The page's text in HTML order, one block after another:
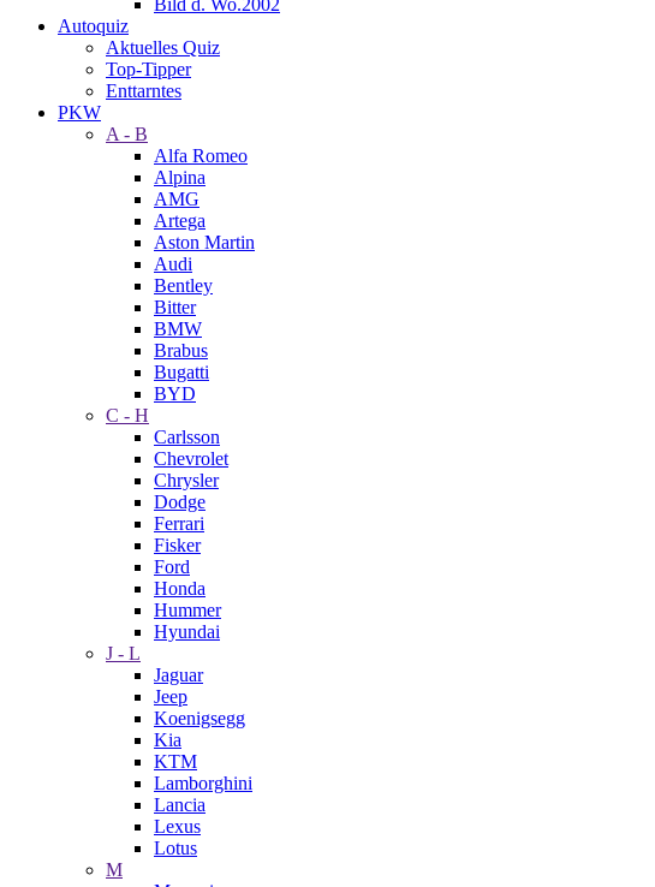
Bild d. Wo.2002
Autoquiz
Aktuelles Quiz
Top-Tipper
Enttarntes
PKW
A - B
Alfa Romeo
Alpina
AMG
Artega
Aston Martin
Audi
Bentley
Bitter
BMW
Brabus
Bugatti
BYD
C - H
Carlsson
Chevrolet
Chrysler
Dodge
Ferrari
Fisker
Ford
Honda
Hummer
Hyundai
J - L
Jaguar
Jeep
Koenigsegg
Kia
KTM
Lamborghini
Lancia
Lexus
Lotus
M